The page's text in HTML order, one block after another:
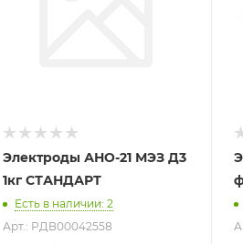
Электроды АНО-21 МЭЗ Д3
1кг СТАНДАРТ
Есть в наличии: 2
Арт.: РДВ00042558